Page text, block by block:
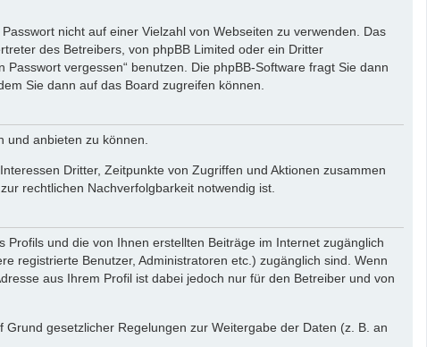
nicht auf einer Vielzahl von Webseiten zu verwenden. Das
des Betreibers, von phpBB Limited oder ein Dritter
vergessen“ benutzen. Die phpBB-Software fragt Sie dann
Sie dann auf das Board zugreifen können.
anbieten zu können.
Dritter, Zeitpunkte von Zugriffen und Aktionen zusammen
rechtlichen Nachverfolgbarkeit notwendig ist.
und die von Ihnen erstellten Beiträge im Internet zugänglich
registrierte Benutzer, Administratoren etc.) zugänglich sind. Wenn
aus Ihrem Profil ist dabei jedoch nur für den Betreiber und von
gesetzlicher Regelungen zur Weitergabe der Daten (z. B. an